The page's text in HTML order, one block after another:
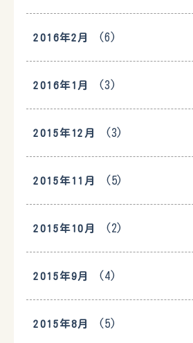
2016年2月 (6)
2016年1月 (3)
2015年12月 (3)
2015年11月 (5)
2015年10月 (2)
2015年9月 (4)
2015年8月 (5)